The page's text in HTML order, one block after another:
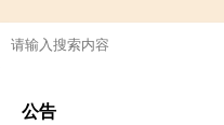
公告